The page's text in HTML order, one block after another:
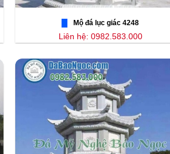
Mộ đá lục giác 4248
Liên hệ: 0982.583.000